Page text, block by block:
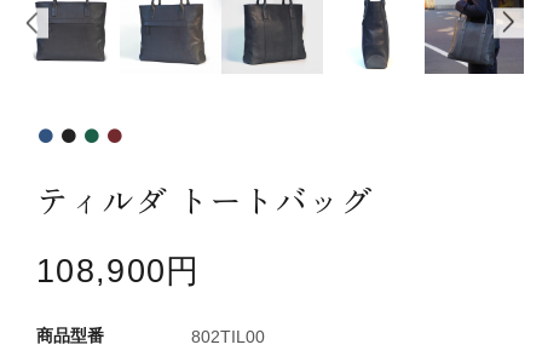
ガイドライン
ティルダ トートバッグ
108,900円
802TIL00